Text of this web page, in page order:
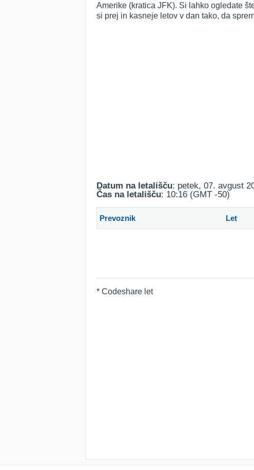
Amerike (kratica JFK). Si lahko ogledate
si prej in kasneje letov v dan tako, da
Datum na letališču: petek, 07. avgust
Čas na letališču: 10:16 (GMT -50)
Prevoznik Let
* Codeshare let